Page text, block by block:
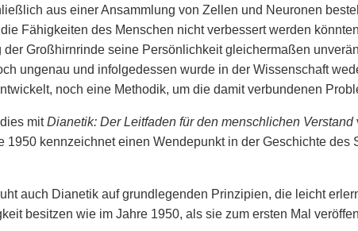
aus einer Ansammlung von Zellen und Neuronen
Fähigkeiten des Menschen nicht verbessert werden
der Großhirnrinde seine Persönlichkeit gleichermaßen
ungenau und infolgedessen wurde in der Wissenschaft
noch eine Methodik, um die damit verbundenen
mitDianetik: Der Leitfaden für den menschlichen Verstand
1950 kennzeichnet einen Wendepunkt in der Geschichte des
auch Dianetik auf grundlegenden Prinzipien, die leicht
besitzen wie im Jahre 1950, als sie zum ersten Mal